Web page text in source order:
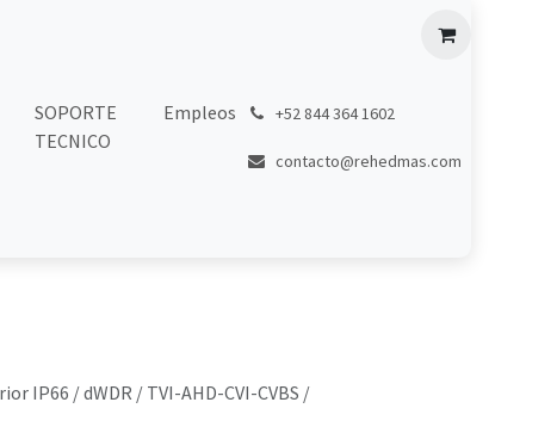
SOPORTE
TECNICO
Empleos +52 844 364 1602
contacto@rehedmas.com
IP66 / dWDR / TVI-AHD-CVI-CVBS /